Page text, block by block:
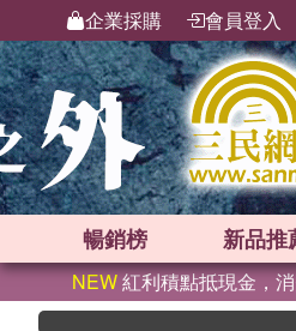
企業採購 會員登入
暢銷榜 新品推
NEW紅利積點抵現金，